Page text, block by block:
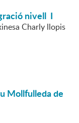
nivell I
Charly llopis
Mollfulleda de